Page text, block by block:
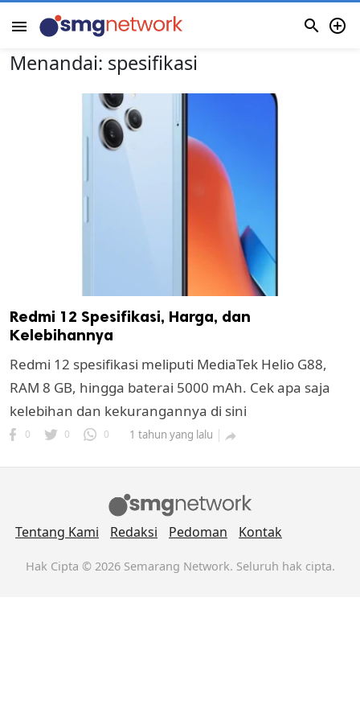
menu  
cipta.
Menandai: spesifikasi
Redmi 12 Spesifikasi, Harga, dan
Kelebihannya
Redmi 12 spesifikasi meliputi MediaTek Helio G88,
RAM 8 GB, hingga baterai 5000 mAh. Cek apa saja
kelebihan dan kekurangannya di sini
0 0 0 1 tahun yang lalu 
Tentang Kami Redaksi Pedoman Kontak
Hak Cipta © 2026 Semarang Network. Seluruh hak cipta.